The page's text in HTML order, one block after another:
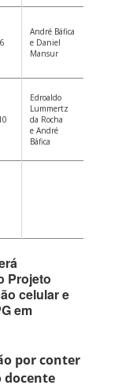
6
André Báfica
e Daniel
Mansur
Edroaldo
Lummertz
da Rocha
e André
Báfica
Projeto
celular e
em
por conter
docente